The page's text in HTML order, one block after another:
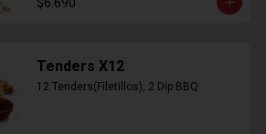
Tenders X12
12 Tenders(Filetillos), 2 Dip BBQ